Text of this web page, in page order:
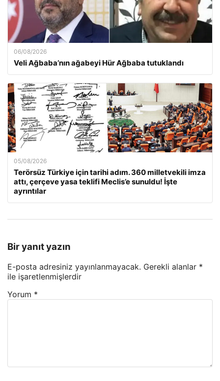
06/08/2026
Veli Ağbaba’nın ağabeyi Hür Ağbaba tutuklandı
05/08/2026
Terörsüz Türkiye için tarihi adım. 360 milletvekili imza
attı, çerçeve yasa teklifi Meclis’e sunuldu! İşte
ayrıntılar
Bir yanıt yazın
E-posta adresiniz yayınlanmayacak. Gerekli alanlar *
ile işaretlenmişlerdir
Yorum *